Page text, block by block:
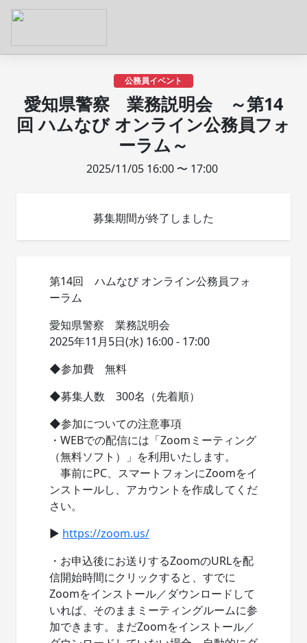
公務員イベント
愛知県警察 業務説明会 ～第14
回 ハムなび オンライン公務員フォ
ーラム～
2025/11/05 16:00 〜 17:00
募集期間が終了しました
第14回 ハムなび オンライン公務員フォ
ーラム
愛知県警察 業務説明会
2025年11月5日(水) 16:00 - 17:00
◆参加費 無料
◆募集人数 300名（先着順）
◆参加についての注意事項
・WEBでの配信には「Zoomミーティング
（無料ソフト）」を利用いたします。
事前にPC、スマートフォンにZoomをイ
ンストールし、アカウントを作成してくだ
さい。
▶ https://zoom.us/
・お申込後にお送りするZoomのURLを配
信開始時間にクリックすると、すでに
Zoomをインストール／ダウンロードして
いれば、そのままミーティングルームに参
加できます。まだZoomをインストール／